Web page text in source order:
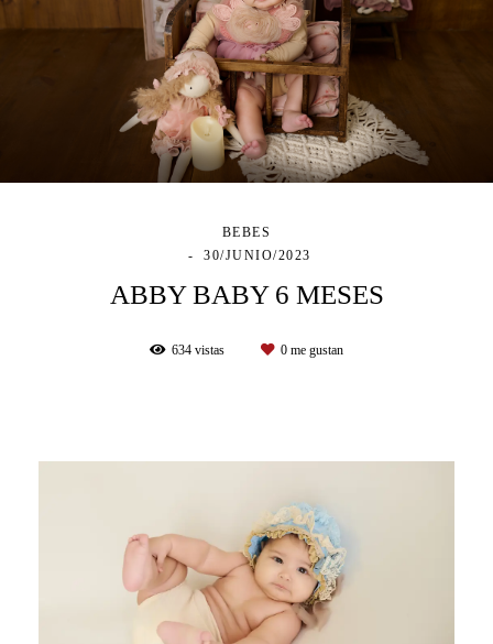
BEBES
30/JUNIO/2023
ABBY BABY 6 MESES
634 vistas 0 me gustan